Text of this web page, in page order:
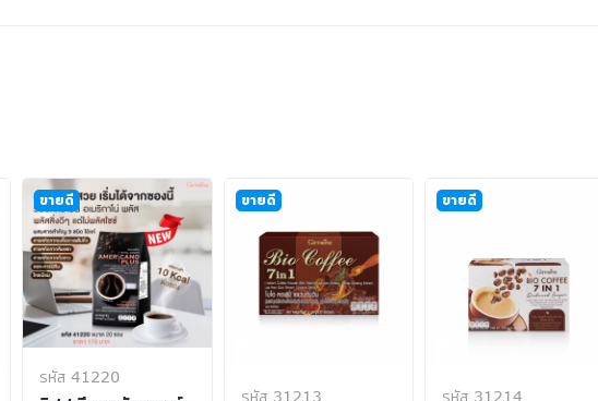
ขายดี
รหัส 41220
ขายดี
รหัส 31213
ขายดี
รหัส 31214